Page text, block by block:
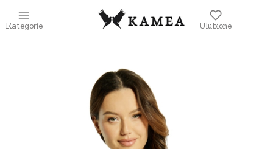
Kategorie Ulubione